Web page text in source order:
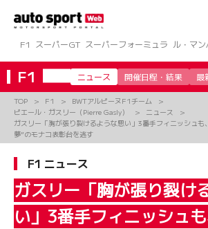
ツ
へ
ス
キ
F1 スーパーGT スーパーフォーミュラ ル・マ
F1 ニュース 開催日程・結果 最
TOP F1
BWTアルピーヌF1チーム
ピエール・ガスリー（Pierre Gasly）
ニュース
ガスリー「胸が張り裂けるような思い」3番手フィニッシュ
夢”のモナコ表彰台を逃す
F1 ニュース
ガスリー「胸が張り裂け
い」3番手フィニッシュ